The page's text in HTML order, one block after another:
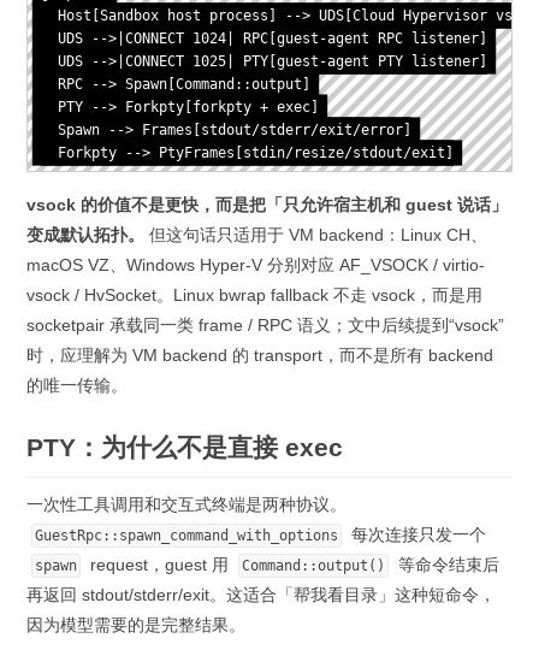
Host[Sandbox host process] --> UDS[Cloud Hypervisor
  UDS -->|CONNECT 1024| RPC[guest-agent RPC listener]
  UDS -->|CONNECT 1025| PTY[guest-agent PTY listener]
  RPC --> Spawn[Command::output]
  PTY --> Forkpty[forkpty + exec]
  Spawn --> Frames[stdout/stderr/exit/error]
  Forkpty --> PtyFrames[stdin/resize/stdout/exit]
vsock 的价值不是更快，而是把「只允许宿主机和 guest 说话」
变成默认拓扑。
但这句话只适用于 VM backend：Linux CH、
macOS VZ、Windows Hyper-V 分别对应 AF_VSOCK / virtio-
vsock / HvSocket。Linux bwrap fallback 不走 vsock，而是用
socketpair 承载同一类 frame / RPC 语义；文中后续提到“vsock”
时，应理解为 VM backend 的 transport，而不是所有 backend
的唯一传输。
PTY：为什么不是直接 exec
一次性工具调用和交互式终端是两种协议。
GuestRpc::spawn_command_with_options 每次连接只发一个
spawn request，guest 用 Command::output()
等命令结束后
再返回 stdout/stderr/exit。这适合「帮我看目录」这种短命令，
因为模型需要的是完整结果。